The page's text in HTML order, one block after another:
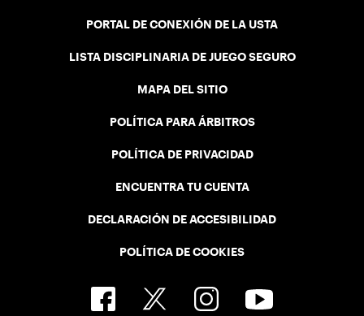
PORTAL DE CONEXIÓN DE LA USTA
LISTA DISCIPLINARIA DE JUEGO SEGURO
MAPA DEL SITIO
POLÍTICA PARA ÁRBITROS
POLÍTICA DE PRIVACIDAD
ENCUENTRA TU CUENTA
DECLARACIÓN DE ACCESIBILIDAD
POLÍTICA DE COOKIES